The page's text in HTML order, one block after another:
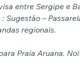
entre Sergipe e
Sugestão –
regionais.
Praia Aruana.